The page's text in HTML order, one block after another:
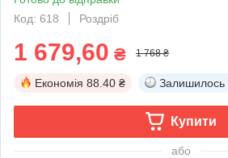
Код: 618
Роздріб
1 679,60 ₴ 1 768 ₴
Економія 88.40 ₴ Залишилось
Купити
або